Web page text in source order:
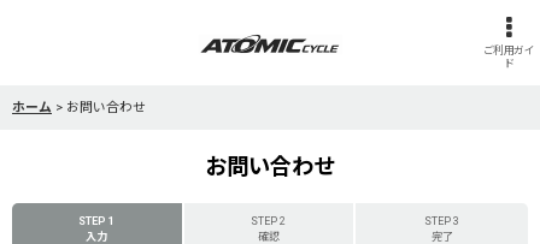
ご利用ガイ
ド
ホーム > お問い合わせ
お問い合わせ
STEP 1
入力
STEP 2
確認
STEP 3
完了